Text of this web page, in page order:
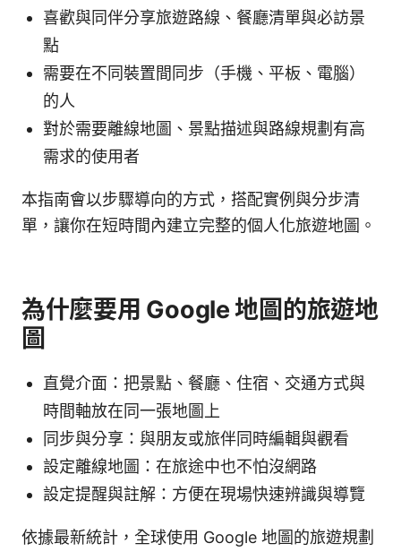
喜歡與同伴分享旅遊路線、餐廳清單與必訪景
點
需要在不同裝置間同步（手機、平板、電腦）
的人
對於需要離線地圖、景點描述與路線規劃有高
需求的使用者
本指南會以步驟導向的方式，搭配實例與分步清
單，讓你在短時間內建立完整的個人化旅遊地圖。
為什麼要用 Google 地圖的旅遊地
圖
直覺介面：把景點、餐廳、住宿、交通方式與
時間軸放在同一張地圖上
同步與分享：與朋友或旅伴同時編輯與觀看
設定離線地圖：在旅途中也不怕沒網路
設定提醒與註解：方便在現場快速辨識與導覽
依據最新統計，全球使用 Google 地圖的旅遊規劃